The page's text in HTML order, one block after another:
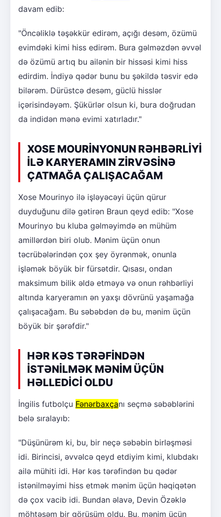
davam edib:
"Öncəliklə təşəkkür edirəm, açığı desəm, özümü
evimdəki kimi hiss edirəm. Bura gəlməzdən əvvəl
də özümü artıq bu ailənin bir hissəsi kimi hiss
edirdim. İndiyə qədər bunu bu şəkildə təsvir edə
bilərəm. Dürüstcə desəm, güclü hisslər
içərisindəyəm. Şükürlər olsun ki, bura doğrudan
da indidən mənə evimi xatırladır."
XOSE MOURİNYONUN RƏHBƏRLİYİ
İLƏ KARYERAMIN ZİRVƏSİNƏ
ÇATMAĞA ÇALIŞACAĞAM
Xose Mourinyo ilə işləyəcəyi üçün qürur
duyduğunu dilə gətirən Braun qeyd edib: "Xose
Mourinyo bu kluba gəlməyimdə ən mühüm
amillərdən biri olub. Mənim üçün onun
təcrübələrindən çox şey öyrənmək, onunla
işləmək böyük bir fürsətdir. Qısası, ondan
maksimum bilik əldə etməyə və onun rəhbərliyi
altında karyeramın ən yaxşı dövrünü yaşamağa
çalışacağam. Bu səbəbdən də bu, mənim üçün
böyük bir şərəfdir."
HƏR KƏS TƏRƏFİNDƏN
İSTƏNİLMƏK MƏNİM ÜÇÜN
HƏLLEDİCİ OLDU
İngilis futbolçu Fənərbaxçanı seçmə səbəblərini
belə sıralayıb:
"Düşünürəm ki, bu, bir neçə səbəbin birləşməsi
idi. Birincisi, əvvəlcə qeyd etdiyim kimi, klubdakı
ailə mühiti idi. Hər kəs tərəfindən bu qədər
istənilməyimi hiss etmək mənim üçün həqiqətən
də çox vacib idi. Bundan əlavə, Devin Özəklə
möhtəşəm bir görüşüm oldu. Bu, mənim üçün